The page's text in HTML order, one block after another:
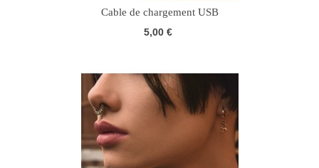
Cable de chargement USB
5,00 €